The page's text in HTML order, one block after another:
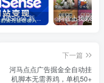
Google AdSense 新手接入教程：虎哥手把手教你用网站赚取美元收入
下一篇
河马点点广告掘金全自动挂
机脚本无需养鸡，单机50+